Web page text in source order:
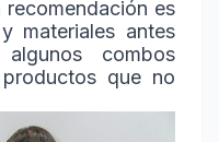
es
materiales antes
combos
que no